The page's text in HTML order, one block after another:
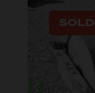
SOLD